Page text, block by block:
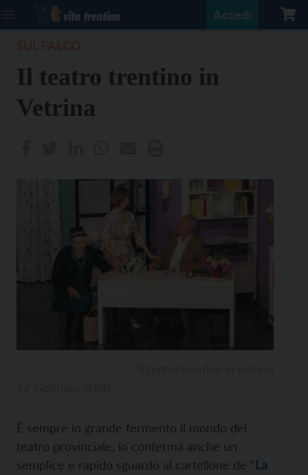
Accedi
Il teatro trentino in
Vetrina
È sempre in grande fermento il mondo del
teatro provinciale, lo conferma anche un
semplice e rapido sguardo al cartellone de “La